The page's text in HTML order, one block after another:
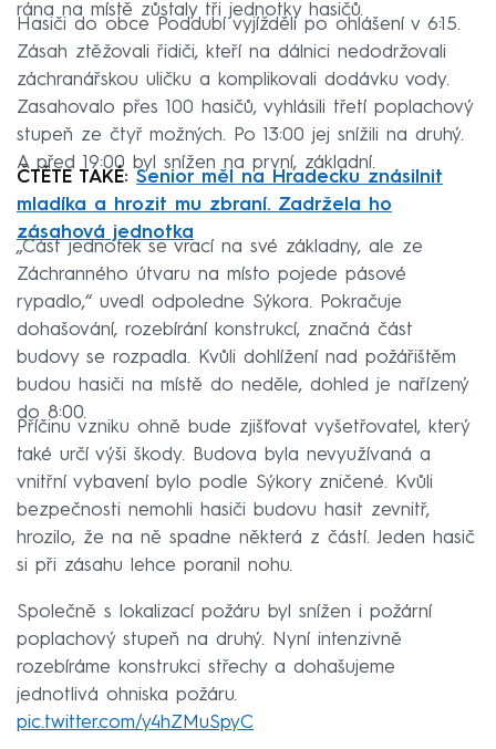
rána na místě zůstaly tři jednotky hasičů.
Hasiči do obce Poddubí vyjížděli po ohlášení v 6:15.
Zásah ztěžovali řidiči, kteří na dálnici nedodržovali
záchranářskou uličku a komplikovali dodávku vody.
Zasahovalo přes 100 hasičů, vyhlásili třetí poplachový
stupeň ze čtyř možných. Po 13:00 jej snížili na druhý.
A před 19:00 byl snížen na první, základní.
ČTĚTE TAKÉ: Senior měl na Hradecku znásilnit
mladíka a hrozit mu zbraní. Zadržela ho
zásahová jednotka
„Část jednotek se vrací na své základny, ale ze
Záchranného útvaru na místo pojede pásové
rypadlo,“ uvedl odpoledne Sýkora. Pokračuje
dohašování, rozebírání konstrukcí, značná část
budovy se rozpadla. Kvůli dohlížení nad požářištěm
budou hasiči na místě do neděle, dohled je nařízený
do 8:00.
Příčinu vzniku ohně bude zjišťovat vyšetřovatel, který
také určí výši škody. Budova byla nevyužívaná a
vnitřní vybavení bylo podle Sýkory zničené. Kvůli
bezpečnosti nemohli hasiči budovu hasit zevnitř,
hrozilo, že na ně spadne některá z částí. Jeden hasič
si při zásahu lehce poranil nohu.
Společně s lokalizací požáru byl snížen i požární
poplachový stupeň na druhý. Nyní intenzivně
rozebíráme konstrukci střechy a dohašujeme
jednotlivá ohniska požáru.
pic.twitter.com/y4hZMuSpyC